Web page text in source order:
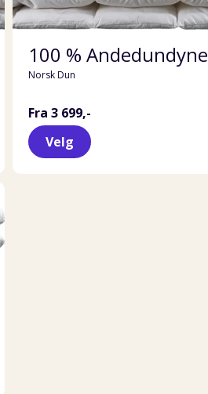
100 % Andedundyne
Norsk Dun
Fra 3 699,-
Velg